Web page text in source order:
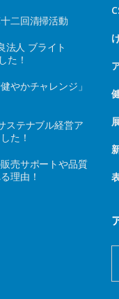
二回清掃活動
法人 ブライト
た！
やかチャレンジ」
ステナブル経営ア
た！
売サポートや品質
理由！